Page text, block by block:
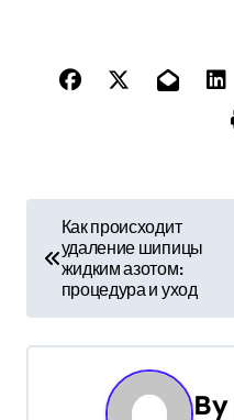
в
и
Как происходит
удаление шипицы
жидким азотом:
процедура и уход
By